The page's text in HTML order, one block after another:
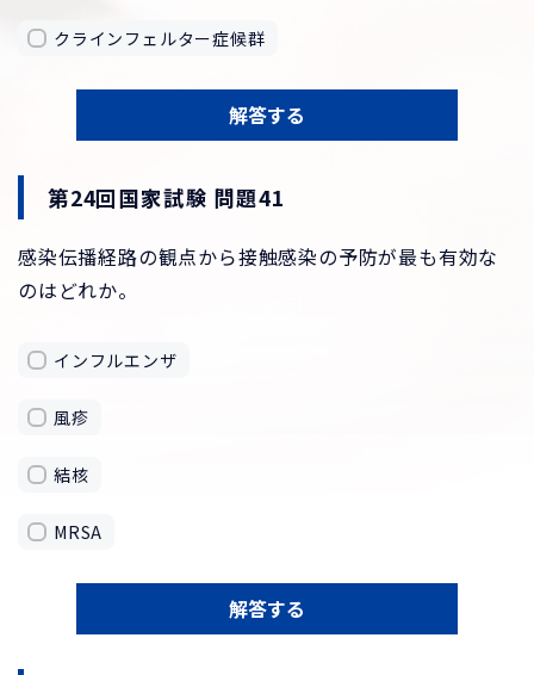
クラインフェルター症候群
解答する
第24回国家試験 問題41
感染伝播経路の観点から接触感染の予防が最も有効な
のはどれか。
インフルエンザ
風疹
結核
MRSA
解答する